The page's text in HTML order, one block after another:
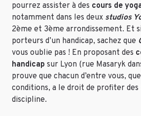
pourrez assister à des cours de
notamment dans les deux studios
2ème et 3ème arrondissement. Et
porteurs d’un handicap, sachez que
vous oublie pas ! En proposant des
handicap sur Lyon (rue Masaryk
prouve que chacun d’entre vous,
conditions, a le droit de profiter
discipline.